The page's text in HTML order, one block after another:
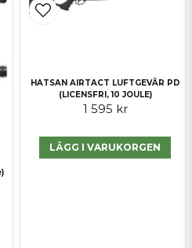
fråga
fråga
HATSAN AIRTACT LUFTGEVÄR PD
(LICENSFRI, 10 JOULE)
1 595 kr
LÄGG I VARUKORGEN